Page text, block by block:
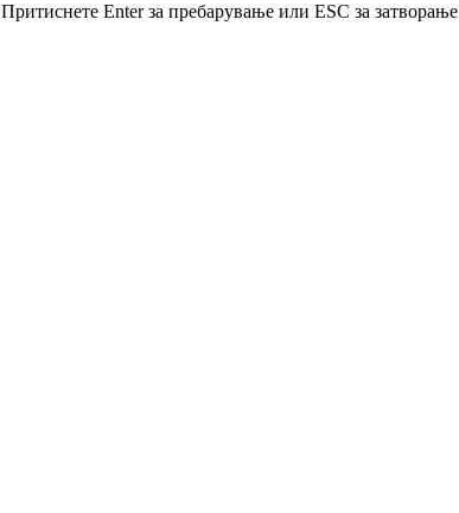
Притиснете Enter за пребарување или ESC за затворање